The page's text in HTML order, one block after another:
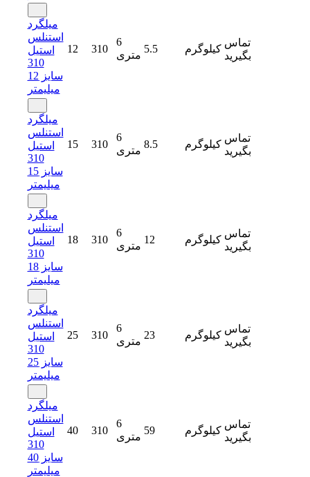
میلگرد
استنلس
استیل
310
سایز 12
میلیمتر
12 310
6
متری
5.5 کیلوگرم
تماس
بگیرید
میلگرد
استنلس
استیل
310
سایز 15
میلیمتر
15 310
6
متری
8.5 کیلوگرم
تماس
بگیرید
میلگرد
استنلس
استیل
310
سایز 18
میلیمتر
18 310
6
متری
12 کیلوگرم
تماس
بگیرید
میلگرد
استنلس
استیل
310
سایز 25
میلیمتر
25 310
6
متری
23 کیلوگرم
تماس
بگیرید
میلگرد
استنلس
استیل
310
سایز 40
میلیمتر
40 310
6
متری
59 کیلوگرم
تماس
بگیرید